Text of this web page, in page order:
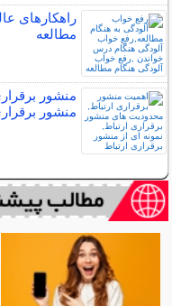
راهکارهای
مطالعه
منشور
منشور